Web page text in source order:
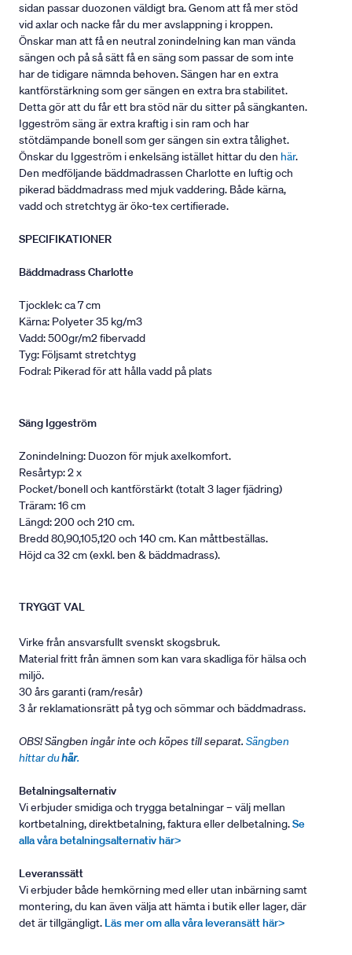
sidan passar duozonen väldigt bra. Genom att få mer stöd
vid axlar och nacke får du mer avslappning i kroppen.
Önskar man att få en neutral zonindelning kan man vända
sängen och på så sätt få en säng som passar de som inte
har de tidigare nämnda behoven. Sängen har en extra
kantförstärkning som ger sängen en extra bra stabilitet.
Detta gör att du får ett bra stöd när du sitter på sängkanten.
Iggeström säng är extra kraftig i sin ram och har
stötdämpande bonell som ger sängen sin extra tålighet.
Önskar du Iggeström i enkelsäng istället hittar du den här.
Den medföljande bäddmadrassen Charlotte en luftig och
pikerad bäddmadrass med mjuk vaddering. Både kärna,
vadd och stretchtyg är öko-tex certifierade.
SPECIFIKATIONER
Bäddmadrass Charlotte
Tjocklek: ca 7 cm
Kärna: Polyeter 35 kg/m3
Vadd: 500gr/m2 fibervadd
Tyg: Följsamt stretchtyg
Fodral: Pikerad för att hålla vadd på plats
Säng Iggeström
Zonindelning: Duozon för mjuk axelkomfort.
Resårtyp: 2 x
Pocket/bonell och kantförstärkt (totalt 3 lager fjädring)
Träram: 16 cm
Längd: 200 och 210 cm.
Bredd 80,90,105,120 och 140 cm. Kan måttbeställas.
Höjd ca 32 cm (exkl. ben & bäddmadrass).
TRYGGT VAL
Virke från ansvarsfullt svenskt skogsbruk.
Material fritt från ämnen som kan vara skadliga för hälsa och
miljö.
30 års garanti (ram/resår)
3 år reklamationsrätt på tyg och sömmar och bäddmadrass.
OBS! Sängben ingår inte och köpes till separat. Sängben
hittar duhär.
Betalningsalternativ
Vi erbjuder smidiga och trygga betalningar – välj mellan
kortbetalning, direktbetalning, faktura eller delbetalning.Se
alla våra betalningsalternativ här>
Leveranssätt
Vi erbjuder både hemkörning med eller utan inbärning samt
montering, du kan även välja att hämta i butik eller lager, där
det är tillgängligt. Läs mer om alla våra leveransätt här>